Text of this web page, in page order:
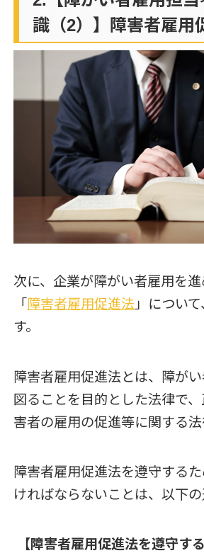
識（2）】障害者雇用
次に、企業が障がい者雇用を
「 障害者雇用促進法」につい
す。
障害者雇用促進法とは、障が
図ることを目的とした法律で
害者の雇用の促進等に関する法
障害者雇用促進法を遵守する
ければならないことは、以下の
【障害者雇用促進法を遵守す